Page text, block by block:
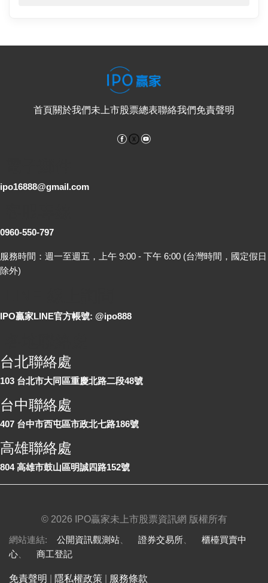
首頁關於我們未上市股票總表聯絡我們免責聲明
Facebook
ipo16888@gmail.com
0960-550-797
服務時間：週一至週五，上午 9:00 - 下午 6:00 (台灣時間，國定假日
除外)
IPO贏家LINE官方帳號: @ipo888
台北聯絡處
103 台北市大同區重慶北路二段48號
台中聯絡處
407 台中市西屯區市政北七路186號
高雄聯絡處
804 高雄市鼓山區明誠四路152號
© 2026 IPO贏家未上市股票資訊網 版權所有
網站連結: 公開資訊觀測站 證券交易所
櫃檯買賣中
心
商工登記
免責聲明 隱私權政策 服務條款